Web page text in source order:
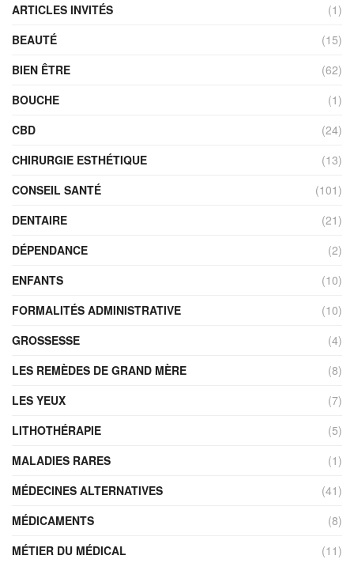
ARTICLES INVITÉS
(1)
BEAUTÉ
(15)
BIEN ÊTRE
(62)
BOUCHE
(1)
CBD
(24)
CHIRURGIE ESTHÉTIQUE
(13)
CONSEIL SANTÉ
(101)
DENTAIRE
(21)
DÉPENDANCE
(2)
ENFANTS
(10)
FORMALITÉS ADMINISTRATIVE
(10)
GROSSESSE
(4)
LES REMÈDES DE GRAND MÈRE
(8)
LES YEUX
(7)
LITHOTHÉRAPIE
(5)
MALADIES RARES
(1)
MÉDECINES ALTERNATIVES
(41)
MÉDICAMENTS
(8)
MÉTIER DU MÉDICAL
(11)